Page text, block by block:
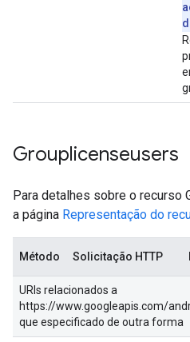
Grouplicenseusers
Para detalhes sobre o recurso
a página Representação do
Método Solicitação HTTP
URIs relacionados a
https://www.googleapis.com/
que especificado de outra forma